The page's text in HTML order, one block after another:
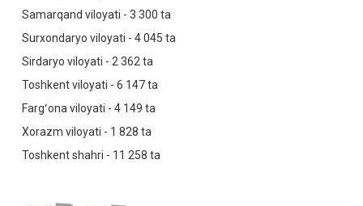
Samarqand viloyati - 3 300 ta
Surxondaryo viloyati - 4 045 ta
Sirdaryo viloyati - 2 362 ta
Toshkent viloyati - 6 147 ta
Fargʻona viloyati - 4 149 ta
Xorazm viloyati - 1 828 ta
Toshkent shahri - 11 258 ta